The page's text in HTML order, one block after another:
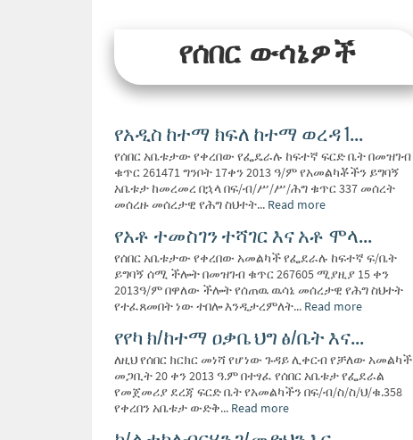
የሰበር ውሳኔዎች
የአዲስ ከተማ ክፍለ ከተማ ወረዳ 1...
የሰበር አቤቱታው የቀረበው የፌዴራሉ ከፍተኛ ፍርድ ቤት በመዝገብ
ቁጥር 261471 ግንቦት 17ቀን 2013 ዓ/ም የአመልካቾችን ይግባኝ
አቤቱታ ከመረመረ በኋላ በፍ/ብ/ሥ/ሥ/ሕግ ቁጥር 337 መሰረት
መሰረዙ መሰረታዊ የሕግ ስህተት... Read more
የአቶ ተመስገን ተሻገር እና አቶ ሞላ...
የሰበር አቤቱታው የቀረበው አመልካች የፌደራሉ ከፍተኛ ፍ/ቤት
ይግባኝ ሰሚ ችሎት በመዝገብ ቁጥር 267605 ሚያዚያ 15 ቀን
2013ዓ/ም በዋለው ችሎት የሰጠዉ ዉሳኔ መሰረታዊ የሕግ ስህተት
የተፈጸመበት ነው ተበሎ እንዲታረምለት... Read more
የየካ ክ/ከተማ ዐቃቤ ህግ ፅ/ቤት እና...
ለዚህ የሰበር ክርክር መነሻ የሆነው ጉዳይ ሊቀርብ የቻለው አመልካች
መጋቢት 20 ቀን 2013 ዓ.ም በተፃፈ የሰበር አቤቱታ የፌደራል
የመጀመሪያ ደረጃ ፍርድ ቤት የአመልካችን በፍ/ብ/ስ/ስ/ህ/ቁ.358
የቀረበን አቤቱታ ውድቅ... Read more